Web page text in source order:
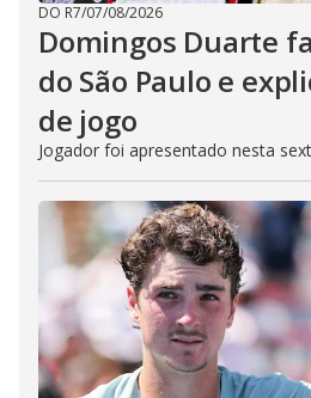
DO R7/07/08/2026
Domingos Duarte
do São Paulo e
de jogo
Jogador foi apresentado nesta